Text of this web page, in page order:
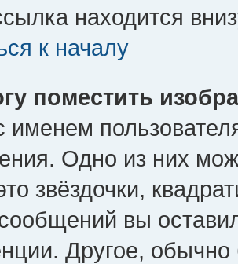
находится
к началу
поместить
именем
Одно из них
звёздочки,
вы
Другое,